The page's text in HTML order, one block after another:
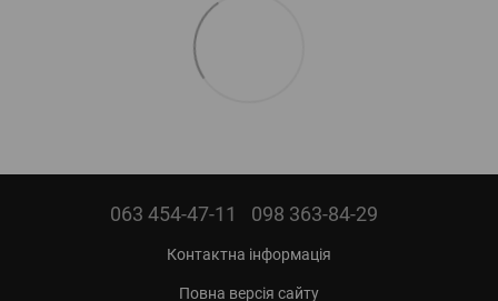
063 454-47-11 098 363-84-29
Контактна інформація
Повна версія сайту